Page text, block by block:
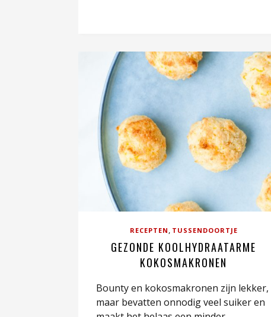
RECEPTEN , TUSSENDOORTJE
GEZONDE KOOLHYDRAATARME
KOKOSMAKRONEN
Bounty en kokosmakronen zijn lekker,
maar bevatten onnodig veel suiker en